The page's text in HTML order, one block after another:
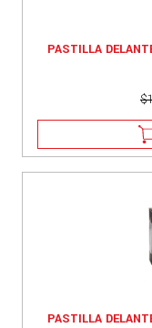
PASTILLA
PASTILLA